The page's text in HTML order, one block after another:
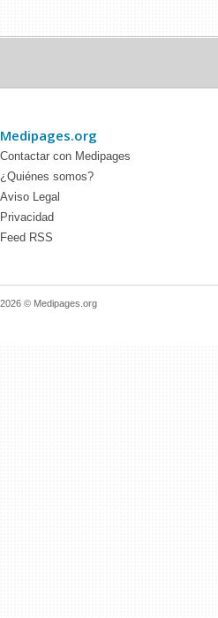
Medipages.org
Contactar con Medipages
¿Quiénes somos?
Aviso Legal
Privacidad
Feed RSS
2026 © Medipages.org